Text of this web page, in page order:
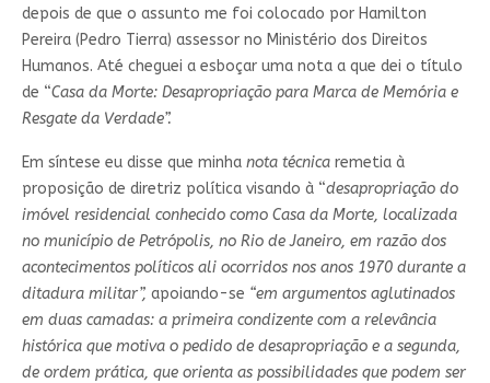
depois de que o assunto me foi colocado por Hamilton
Pereira (Pedro Tierra) assessor no Ministério dos Direitos
Humanos. Até cheguei a esboçar uma nota a que dei o título
de “Casa da Morte: Desapropriação para Marca de Memória e
Resgate da Verdade”.
Em síntese eu disse que minha nota técnica remetia à
proposição de diretriz política visando à “desapropriação do
imóvel residencial conhecido como Casa da Morte, localizada
no município de Petrópolis, no Rio de Janeiro, em razão dos
acontecimentos políticos ali ocorridos nos anos 1970 durante a
ditadura militar”, apoiando-se “em argumentos aglutinados
em duas camadas: a primeira condizente com a relevância
histórica que motiva o pedido de desapropriação e a segunda,
de ordem prática, que orienta as possibilidades que podem ser